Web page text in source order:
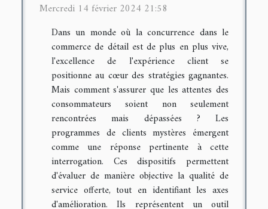
Mercredi 14 février 2024 21:58
Dans un monde où la concurrence dans le
commerce de détail est de plus en plus vive,
l'excellence de l'expérience client se
positionne au cœur des stratégies gagnantes.
Mais comment s'assurer que les attentes des
consommateurs soient non seulement
rencontrées mais dépassées ? Les
programmes de clients mystères émergent
comme une réponse pertinente à cette
interrogation. Ces dispositifs permettent
d'évaluer de manière objective la qualité de
service offerte, tout en identifiant les axes
d'amélioration. Ils représentent un outil